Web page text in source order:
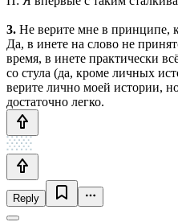
3. Не верите мне в принципе,
Да, в инете на слово не
время, в инете практически
со стула (да, кроме личных
верите лично моей истории,
достаточно легко.
Reply